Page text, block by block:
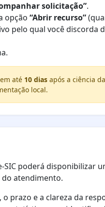
solicitação”.
opção “Abrir recurso”
pelo qual você discorda
até 10 dias após a ciência
local.
poderá disponibilizar
atendimento.
prazo e a clareza da